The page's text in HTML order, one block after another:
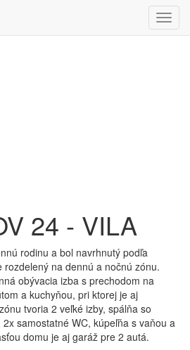
Menu
24 - VILA
rodinu a bol navrhnutý podľa
na dennú a nočnú zónu.
obývacia izba s prechodom na
a kuchyňou, pri ktorej je aj
tvoria 2 veľké izby, spálňa so
samostatné WC, kúpeľňa s vaňou a
domu je aj garáž pre 2 autá.